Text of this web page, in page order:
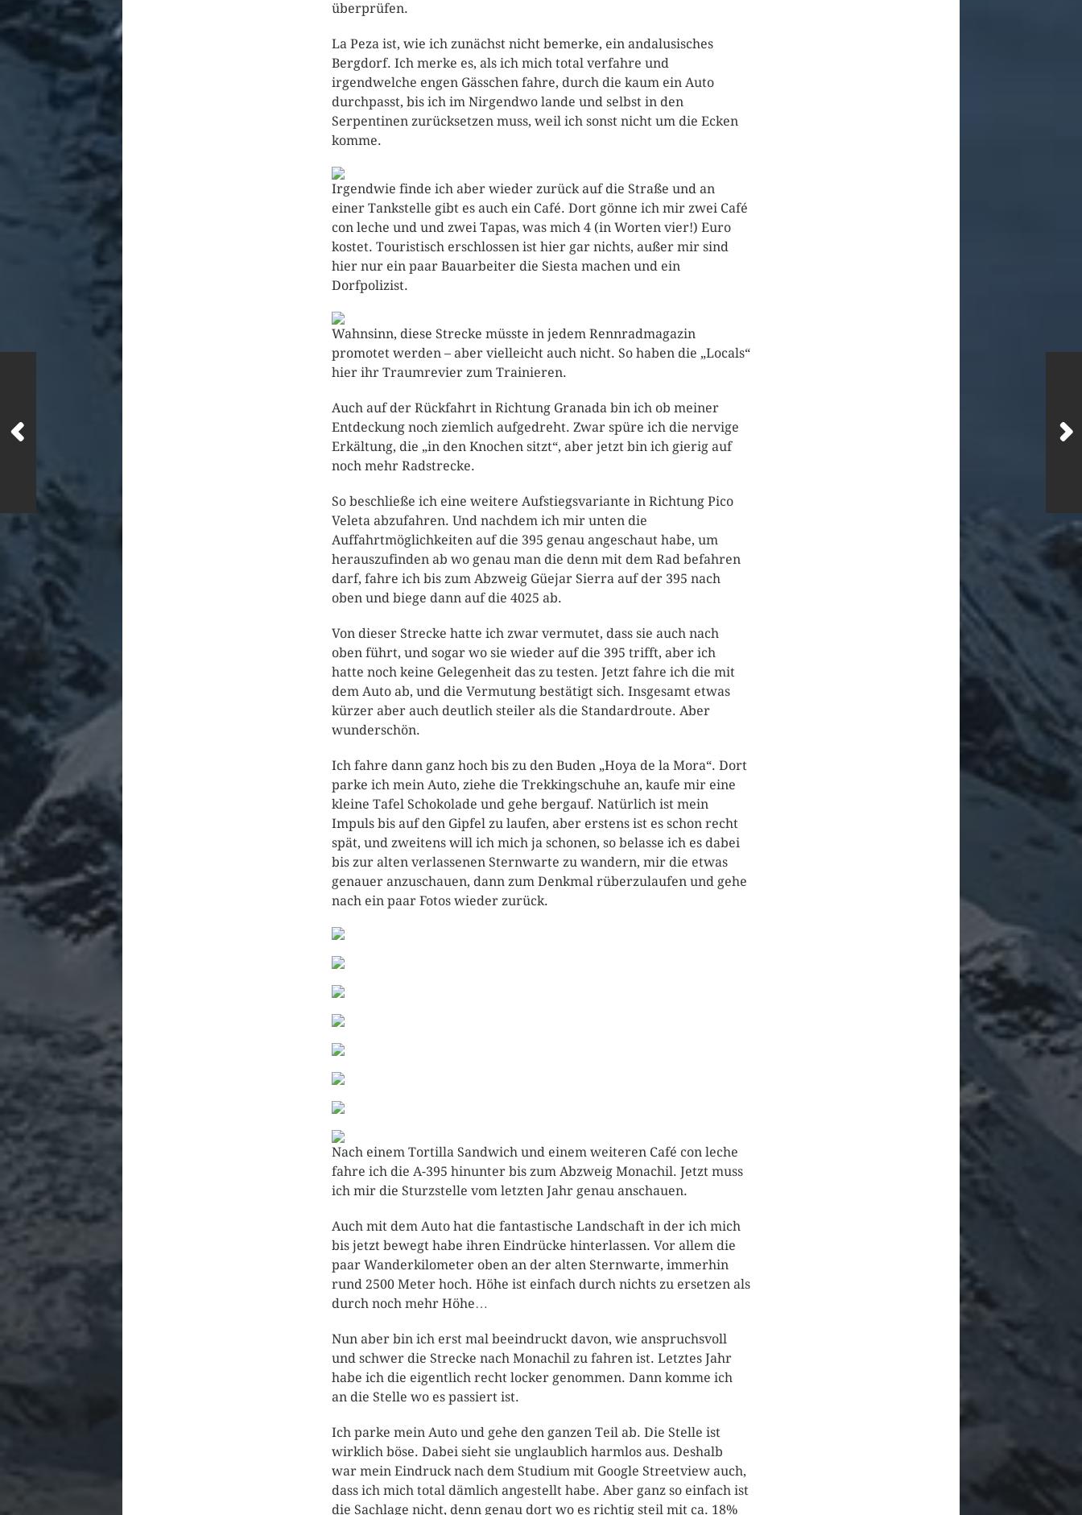
überprüfen.
La Peza ist, wie ich zunächst nicht bemerke, ein andalusisches
Bergdorf. Ich merke es, als ich mich total verfahre und
irgendwelche engen Gässchen fahre, durch die kaum ein Auto
durchpasst, bis ich im Nirgendwo lande und selbst in den
Serpentinen zurücksetzen muss, weil ich sonst nicht um die Ecken
komme.
Irgendwie finde ich aber wieder zurück auf die Straße und an
einer Tankstelle gibt es auch ein Café. Dort gönne ich mir zwei Café
con leche und und zwei Tapas, was mich 4 (in Worten vier!) Euro
kostet. Touristisch erschlossen ist hier gar nichts, außer mir sind
hier nur ein paar Bauarbeiter die Siesta machen und ein
Dorfpolizist.
Wahnsinn, diese Strecke müsste in jedem Rennradmagazin
promotet werden – aber vielleicht auch nicht. So haben die „Locals“
hier ihr Traumrevier zum Trainieren.
Auch auf der Rückfahrt in Richtung Granada bin ich ob meiner
Entdeckung noch ziemlich aufgedreht. Zwar spüre ich die nervige
Erkältung, die „in den Knochen sitzt“, aber jetzt bin ich gierig auf
noch mehr Radstrecke.
So beschließe ich eine weitere Aufstiegsvariante in Richtung Pico
Veleta abzufahren. Und nachdem ich mir unten die
Auffahrtmöglichkeiten auf die 395 genau angeschaut habe, um
herauszufinden ab wo genau man die denn mit dem Rad befahren
darf, fahre ich bis zum Abzweig Güejar Sierra auf der 395 nach
oben und biege dann auf die 4025 ab.
Von dieser Strecke hatte ich zwar vermutet, dass sie auch nach
oben führt, und sogar wo sie wieder auf die 395 trifft, aber ich
hatte noch keine Gelegenheit das zu testen. Jetzt fahre ich die mit
dem Auto ab, und die Vermutung bestätigt sich. Insgesamt etwas
kürzer aber auch deutlich steiler als die Standardroute. Aber
wunderschön.
Ich fahre dann ganz hoch bis zu den Buden „Hoya de la Mora“. Dort
parke ich mein Auto, ziehe die Trekkingschuhe an, kaufe mir eine
kleine Tafel Schokolade und gehe bergauf. Natürlich ist mein
Impuls bis auf den Gipfel zu laufen, aber erstens ist es schon recht
spät, und zweitens will ich mich ja schonen, so belasse ich es dabei
bis zur alten verlassenen Sternwarte zu wandern, mir die etwas
genauer anzuschauen, dann zum Denkmal rüberzulaufen und gehe
nach ein paar Fotos wieder zurück.
Nach einem Tortilla Sandwich und einem weiteren Café con leche
fahre ich die A-395 hinunter bis zum Abzweig Monachil. Jetzt muss
ich mir die Sturzstelle vom letzten Jahr genau anschauen.
Auch mit dem Auto hat die fantastische Landschaft in der ich mich
bis jetzt bewegt habe ihren Eindrücke hinterlassen. Vor allem die
paar Wanderkilometer oben an der alten Sternwarte, immerhin
rund 2500 Meter hoch. Höhe ist einfach durch nichts zu ersetzen als
durch noch mehr Höhe…
Nun aber bin ich erst mal beeindruckt davon, wie anspruchsvoll
und schwer die Strecke nach Monachil zu fahren ist. Letztes Jahr
habe ich die eigentlich recht locker genommen. Dann komme ich
an die Stelle wo es passiert ist.
Ich parke mein Auto und gehe den ganzen Teil ab. Die Stelle ist
wirklich böse. Dabei sieht sie unglaublich harmlos aus. Deshalb
war mein Eindruck nach dem Studium mit Google Streetview auch,
dass ich mich total dämlich angestellt habe. Aber ganz so einfach ist
die Sachlage nicht, denn genau dort wo es richtig steil mit ca. 18%